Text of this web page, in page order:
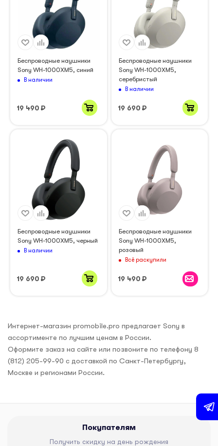
Беспроводные наушники
Sony WH-1000XM5, синий
В наличии
19 490 ₽
Беспроводные наушники
Sony WH-1000XM5,
серебристый
В наличии
19 690 ₽
Беспроводные наушники
Sony WH-1000XM5, черный
В наличии
19 690 ₽
Беспроводные наушники
Sony WH-1000XM5,
розовый
Всё раскупили
19 490 ₽
Интернет-магазин promobile.pro предлагает Sony в
ассортименте по лучшим ценам в России.
Оформите заказ на сайте или позвоните по телефону 8
(812) 205-99-90 с доставкой по Санкт-Петербургу,
Москве и регионами России.
Покупателям
Получить скидку на день рождения